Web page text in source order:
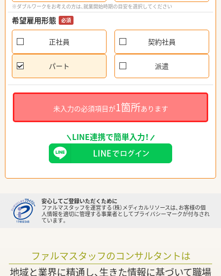
※ダブルワークをお考えの方は、就業開始時期の目安を選択してください
希望雇用形態 必須
正社員 契約社員
パート 派遣
未入力の必須項目が1箇所あります
LINE連携で簡単入力！
安心してご登録いただくために
ファルマスタッフを運営する（株）メディカルリソースは、お客様の個
人情報を適切に管理する事業者としてプライバシーマークが付与され
ています。
ファルマスタッフのコンサルタントは
地域と業界に精通し、生きた情報に基づいて職場